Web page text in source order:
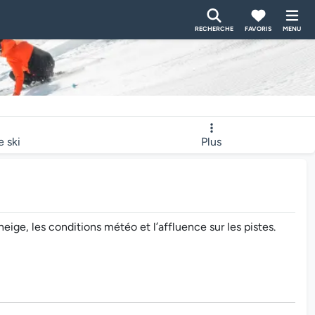
RECHERCHE FAVORIS MENU
ski Plus
les conditions météo et l’affluence sur les pistes.